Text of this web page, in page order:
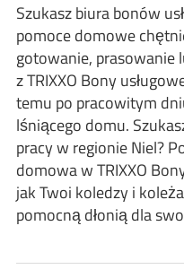
Szukasz biura bonów
pomoce domowe
gotowanie, prasowanie
z TRIXXO Bony
temu po pracowitym
lśniącego domu.
pracy w regionie Niel?
domowa w TRIXXO
jak Twoi koledzy i
pomocną dłonią dla